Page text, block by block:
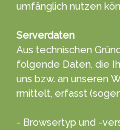
umfäng­lich nut­zen
Serverdaten
Aus tech­nischen
folgende Da­ten, die
uns bzw. an unseren
rmittelt, erf­asst
- Browsertyp und -